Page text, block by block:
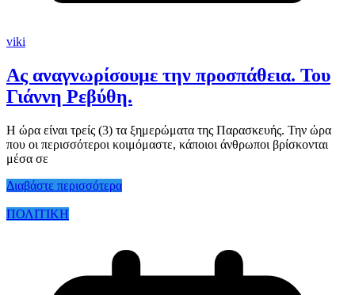
viki
Ας αναγνωρίσουμε την προσπάθεια. Του
Γιάννη Ρεβύθη.
Η ώρα είναι τρείς (3) τα ξημερώματα της Παρασκευής. Την ώρα
που οι περισσότεροι κοιμόμαστε, κάποιοι άνθρωποι βρίσκονται
μέσα σε
Διαβάστε περισσότερα
ΠΟΛΙΤΙΚΗ